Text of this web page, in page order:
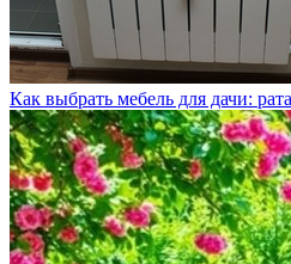
Как выбрать мебель для дачи: